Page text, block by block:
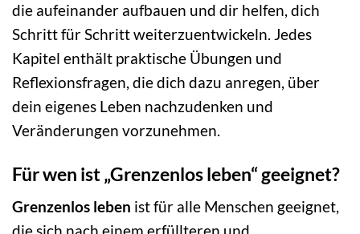
die aufeinander aufbauen und dir helfen, dich
Schritt für Schritt weiterzuentwickeln. Jedes
Kapitel enthält praktische Übungen und
Reflexionsfragen, die dich dazu anregen, über
dein eigenes Leben nachzudenken und
Veränderungen vorzunehmen.
Für wen ist „Grenzenlos leben“ geeignet?
Grenzenlos leben ist für alle Menschen geeignet,